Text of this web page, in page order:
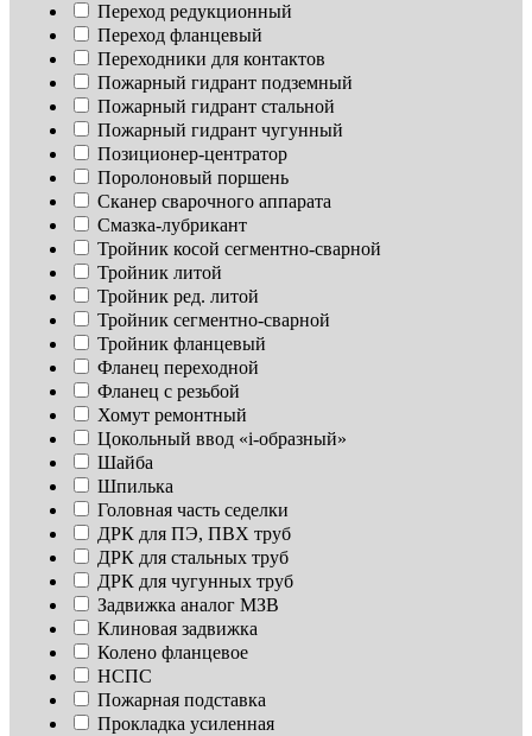
Переход редукционный
Переход фланцевый
Переходники для контактов
Пожарный гидрант подземный
Пожарный гидрант стальной
Пожарный гидрант чугунный
Позиционер-центратор
Поролоновый поршень
Сканер сварочного аппарата
Смазка-лубрикант
Тройник косой сегментно-сварной
Тройник литой
Тройник ред. литой
Тройник сегментно-сварной
Тройник фланцевый
Фланец переходной
Фланец с резьбой
Хомут ремонтный
Цокольный ввод «i-образный»
Шайба
Шпилька
Головная часть седелки
ДРК для ПЭ, ПВХ труб
ДРК для стальных труб
ДРК для чугунных труб
Задвижка аналог МЗВ
Клиновая задвижка
Колено фланцевое
НСПС
Пожарная подставка
Прокладка усиленная